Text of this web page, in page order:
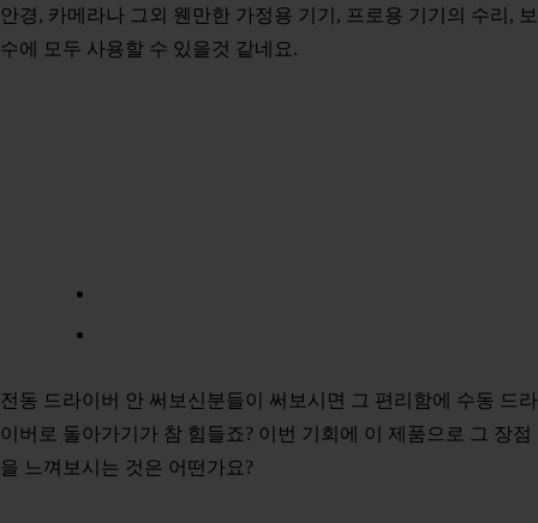
안경, 카메라나 그외 웬만한 가정용 기기, 프로용 기기의 수리, 보
수에 모두 사용할 수 있을것 같네요.
전동 드라이버 안 써보신분들이 써보시면 그 편리함에 수동 드라
이버로 돌아가기가 참 힘들죠? 이번 기회에 이 제품으로 그 장점
을 느껴보시는 것은 어떤가요?